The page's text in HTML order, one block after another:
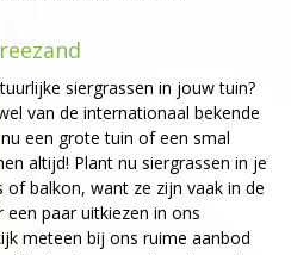
siergrassen in jouw tuin?
van de internationaal bekende
een grote tuin of een smal
altijd! Plant nu siergrassen in je
balkon, want ze zijn vaak in de
paar uitkiezen in ons
meteen bij ons ruime aanbod